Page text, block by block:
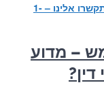
התקשרו אלינו – 1-
– מדוע
?